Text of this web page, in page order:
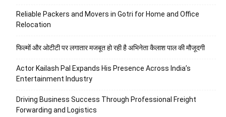
Reliable Packers and Movers in Gotri for Home and Office
Relocation
फिल्मों और ओटीटी पर लगातार मजबूत हो रही है अभिनेता कैलाश पाल की मौजूदगी
Actor Kailash Pal Expands His Presence Across India’s
Entertainment Industry
Driving Business Success Through Professional Freight
Forwarding and Logistics